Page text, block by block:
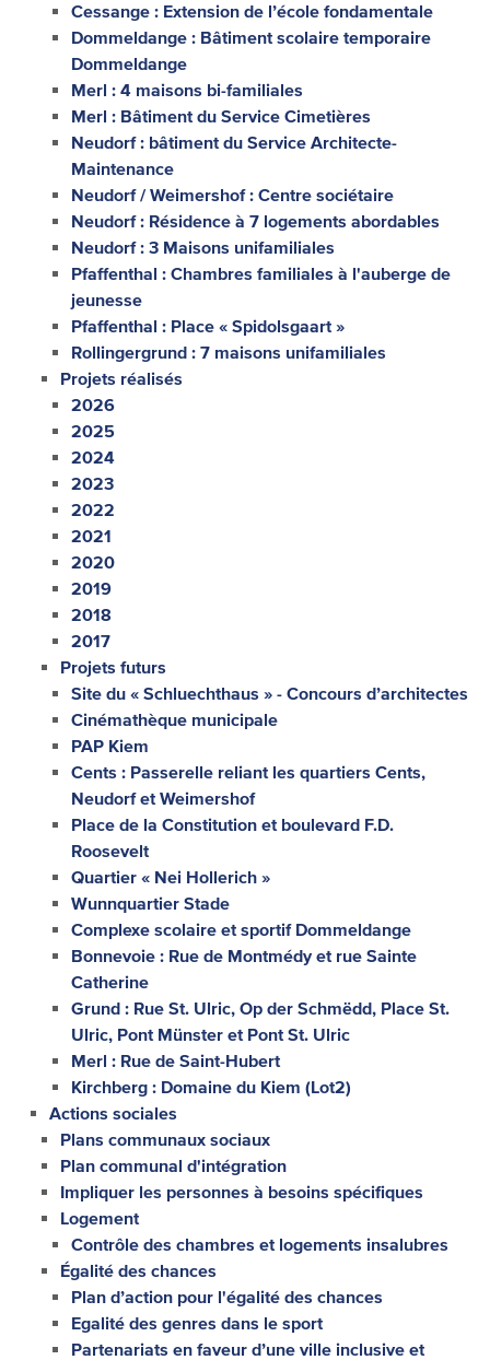
Cessange : Extension de l’école fondamentale
Dommeldange : Bâtiment scolaire temporaire
Dommeldange
Merl : 4 maisons bi-familiales
Merl : Bâtiment du Service Cimetières
Neudorf : bâtiment du Service Architecte-
Maintenance
Neudorf / Weimershof : Centre sociétaire
Neudorf : Résidence à 7 logements abordables
Neudorf : 3 Maisons unifamiliales
Pfaffenthal : Chambres familiales à l'auberge de
jeunesse
Pfaffenthal : Place « Spidolsgaart »
Rollingergrund : 7 maisons unifamiliales
Projets réalisés
2026
2025
2024
2023
2022
2021
2020
2019
2018
2017
Projets futurs
Site du « Schluechthaus » - Concours d’architectes
Cinémathèque municipale
PAP Kiem
Cents : Passerelle reliant les quartiers Cents,
Neudorf et Weimershof
Place de la Constitution et boulevard F.D.
Roosevelt
Quartier « Nei Hollerich »
Wunnquartier Stade
Complexe scolaire et sportif Dommeldange
Bonnevoie : Rue de Montmédy et rue Sainte
Catherine
Grund : Rue St. Ulric, Op der Schmëdd, Place St.
Ulric, Pont Münster et Pont St. Ulric
Merl : Rue de Saint-Hubert
Kirchberg : Domaine du Kiem (Lot2)
Actions sociales
Plans communaux sociaux
Plan communal d'intégration
Impliquer les personnes à besoins spécifiques
Logement
Contrôle des chambres et logements insalubres
Égalité des chances
Plan d’action pour l'égalité des chances
Egalité des genres dans le sport
Partenariats en faveur d’une ville inclusive et